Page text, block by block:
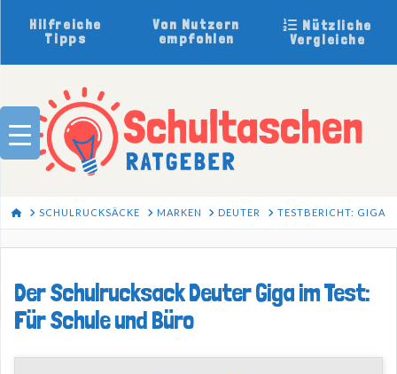
Hilfreiche
Tipps
Von Nutzern
empfohlen
Nützliche
Vergleiche
HOMESCHULRUCKSÄCKE MARKEN DEUTER TESTBERICHT: GIGA
Der Schulrucksack Deuter Giga im Test:
Für Schule und Büro